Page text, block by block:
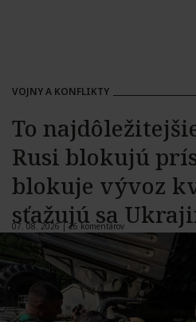
VOJNY A KONFLIKTY
To
Rusi blokujú
blokuje vývoz
sťažujú sa
07. 08. 2026 |26 komentárov